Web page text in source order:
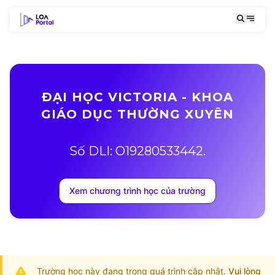
ĐẠI HỌC VICTORIA - KHOA
GIÁO DỤC THƯỜNG XUYÊN
Số DLI: O19280533442.
Xem chương trình học của trường
Trường học này đang trong quá trình cập nhật. Vui lòng